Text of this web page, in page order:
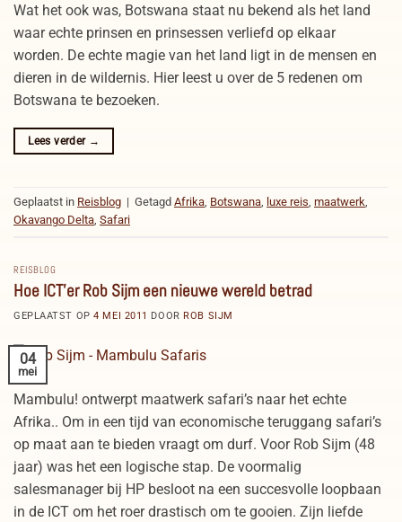
Wat het ook was, Botswana staat nu bekend als het land
waar echte prinsen en prinsessen verliefd op elkaar
worden. De echte magie van het land ligt in de mensen en
dieren in de wildernis. Hier leest u over de 5 redenen om
Botswana te bezoeken.
Lees verder →
Geplaatst in Reisblog | Getagd Afrika, Botswana, luxe reis, maatwerk,
Okavango Delta, Safari
REISBLOG
Hoe ICT’er Rob Sijm een nieuwe wereld betrad
GEPLAATST OP4 MEI 2011 DOOR ROB SIJM
04
mei
Mambulu! ontwerpt maatwerk safari’s naar het echte
Afrika.. Om in een tijd van economische teruggang safari’s
op maat aan te bieden vraagt om durf. Voor Rob Sijm (48
jaar) was het een logische stap. De voormalig
salesmanager bij HP besloot na een succesvolle loopbaan
in de ICT om het roer drastisch om te gooien. Zijn liefde